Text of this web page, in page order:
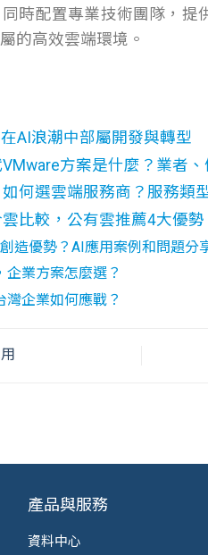
時配置專業技術團隊，
的高效雲端環境。
AI浪潮中部屬開發與轉型
方案是什麼？業者
何選雲端服務商？服務類
比較，公有雲推薦4大優勢
造優勢？AI應用案例和問題分
企業方案怎麼選？
企業如何應戰？
產品與服務
資料中心